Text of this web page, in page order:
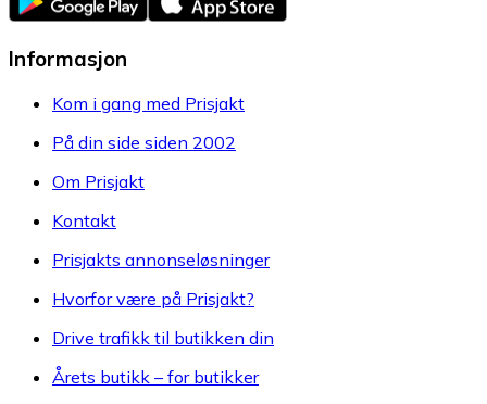
Informasjon
Kom i gang med Prisjakt
På din side siden 2002
Om Prisjakt
Kontakt
Prisjakts annonseløsninger
Hvorfor være på Prisjakt?
Drive trafikk til butikken din
Årets butikk – for butikker